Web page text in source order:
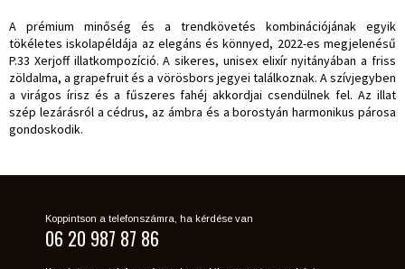
A prémium minőség és a trendkövetés kombinációjának egyik
tökéletes iskolapéldája az elegáns és könnyed, 2022-es megjelenésű
P.33 Xerjoff illatkompozíció. A sikeres, unisex elixír nyitányában a friss
zöldalma, a grapefruit és a vörösbors jegyei találkoznak. A szívjegyben
a virágos írisz és a fűszeres fahéj akkordjai csendülnek fel. Az illat
szép lezárásról a cédrus, az ámbra és a borostyán harmonikus párosa
gondoskodik.
Koppintson a telefonszámra, ha kérdése van
06 20 987 87 86